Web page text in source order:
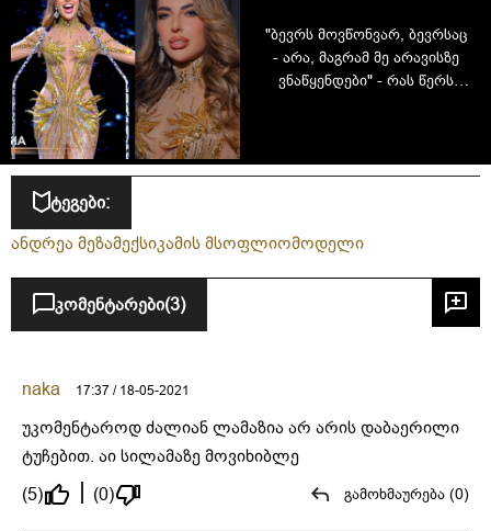
"ბევრს მოვწონვარ, ბევრსაც
- არა, მაგრამ მე არავისზე
ვნაწყენდები" - რას წერს
ტეგები:
ანდრეა მეზამექსიკამის მსოფლიომოდელი
კომენტარები(3)
naka 17:37 / 18-05-2021
უკომენტაროდ ძალიან ლამაზია არ არის დაბაერილი
ტუჩებით. აი სილამაზე მოვიხიბლე
(5)
(0) გამოხმაურება (0)